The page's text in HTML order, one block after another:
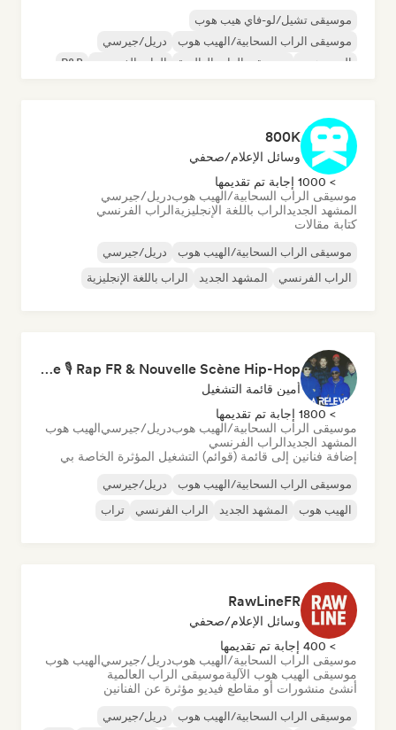
موسيقى تشيل/لو-فاي هيب هوب
موسيقى الراب السحابية/الهيب هوب
دريل/جيرسي
الهيب هوب
موسيقى الراب العالمية الراب الفرنسي
R&B
800K
وسائل الإعلام/صحفي
> 1000 إجابة تم تقديمها
موسيقى الراب السحابية/الهيب هوبدريل/جيرسي
المشهد الجديدالراب باللغة الإنجليزيةالراب الفرنسي
كتابة مقالات
موسيقى الراب السحابية/الهيب هوب
دريل/جيرسي
الراب الفرنسي
المشهد الجديد الراب باللغة الإنجليزية
La Relève 🎙️ Rap FR & Nouvelle Scène Hip-Hop
أمين قائمة التشغيل
> 1800 إجابة تم تقديمها
موسيقى الراب السحابية/الهيب هوبدريل/جيرسيالهيب هوب
المشهد الجديدالراب الفرنسي
إضافة فنانين إلى قائمة (قوائم) التشغيل المؤثرة الخاصة بي
موسيقى الراب السحابية/الهيب هوب
دريل/جيرسي
الهيب هوب
المشهد الجديد الراب الفرنسي تراب
RawLineFR
وسائل الإعلام/صحفي
> 400 إجابة تم تقديمها
موسيقى الراب السحابية/الهيب هوبدريل/جيرسيالهيب هوب
موسيقى الهيب هوب الآليةموسيقى الراب العالمية
أنشئ منشورات أو مقاطع فيديو مؤثرة عن الفنانين
موسيقى الراب السحابية/الهيب هوب
دريل/جيرسي